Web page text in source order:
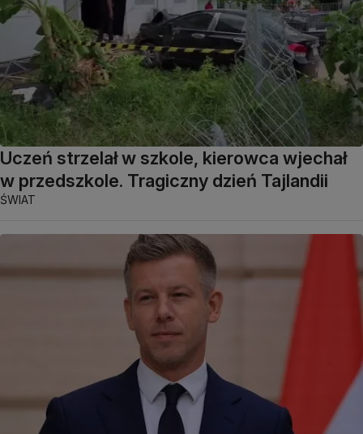
Uczeń strzelał w szkole, kierowca wjechał
w przedszkole. Tragiczny dzień Tajlandii
ŚWIAT